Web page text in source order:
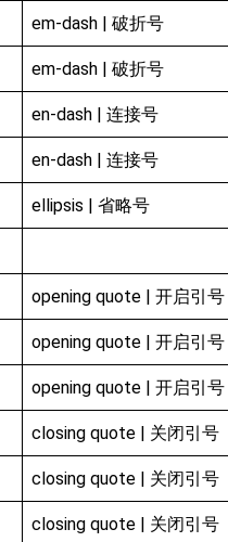
em-dash | 破折号
em-dash | 破折号
en-dash | 连接号
en-dash | 连接号
ellipsis | 省略号
opening quote | 开启引号
opening quote | 开启引号
opening quote | 开启引号
closing quote | 关闭引号
closing quote | 关闭引号
closing quote | 关闭引号